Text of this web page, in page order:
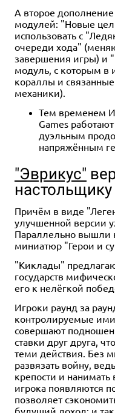
А второе дополнение
модулей: "Новые
использовать с
очереди хода"
завершения игры) и
модуль, с которым в
кораллы и
механики).
Тем временем
Games
дуэльным
напряжённым
"Эврикус"
Причём в виде
улучшенной версии
Параллельно вышли
миниатюр "Герои и
"Киклады"
государств
его к нелёгкой
Игроки раунд за
контролируемые
совершают
ставки друг друга,
теми действия. Без
развязать войну,
крепости и нанимать
игрока появляются
позволяет
будущий доход; и так